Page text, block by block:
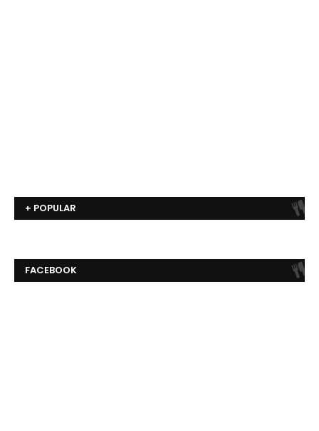
+ POPULAR
FACEBOOK